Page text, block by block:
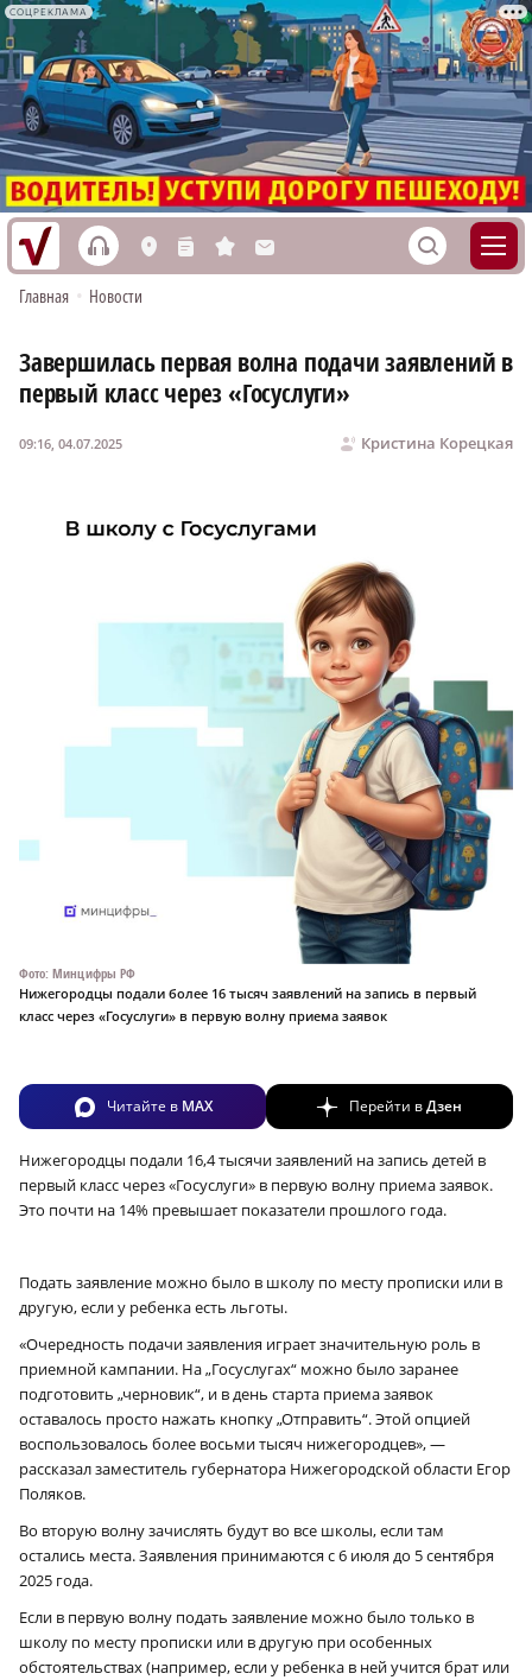
СОЦРЕКЛАМА
h L n s M S
Главная • Новости
Завершилась первая волна подачи заявлений в
первый класс через «Госуслуги»
Кристина Корецкая
09:16, 04.07.2025
Фото: Минцифры РФ
Нижегородцы подали более 16 тысяч заявлений на запись в первый
класс через «Госуслуги» в первую волну приема заявок
Читайте в MAX Перейти вДзен
Нижегородцы подали 16,4 тысячи заявлений на запись детей в
первый класс через «Госуслуги» в первую волну приема заявок.
Это почти на 14% превышает показатели прошлого года.
Подать заявление можно было в школу по месту прописки или в
другую, если у ребенка есть льготы.
«Очередность подачи заявления играет значительную роль в
приемной кампании. На „Госуслугах“ можно было заранее
подготовить „черновик“, и в день старта приема заявок
оставалось просто нажать кнопку „Отправить“. Этой опцией
воспользовалось более восьми тысяч нижегородцев», —
рассказал заместитель губернатора Нижегородской области Егор
Поляков.
Во вторую волну зачислять будут во все школы, если там
остались места. Заявления принимаются с 6 июля до 5 сентября
2025 года.
Если в первую волну подать заявление можно было только в
школу по месту прописки или в другую при особенных
обстоятельствах (например, если у ребенка в ней учится брат или